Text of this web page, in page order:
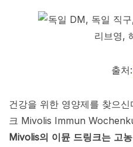
출처:
건강을 위한 영양제를 찾으
크 Mivolis Immun
Mivolis의 이뮨 드링크는 고